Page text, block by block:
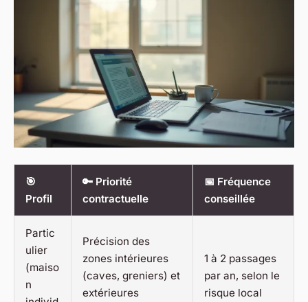
🎯
Profil
🔑 Priorité
contractuelle
📅 Fréquence
conseillée
Partic
ulier
(maiso
n
Précision des
zones intérieures
(caves, greniers) et
extérieures
1 à 2 passages
par an, selon le
risque local